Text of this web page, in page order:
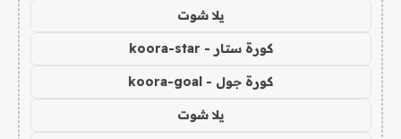
يلا شوت
كورة ستار - koora-star
كورة جول - koora-goal
يلا شوت